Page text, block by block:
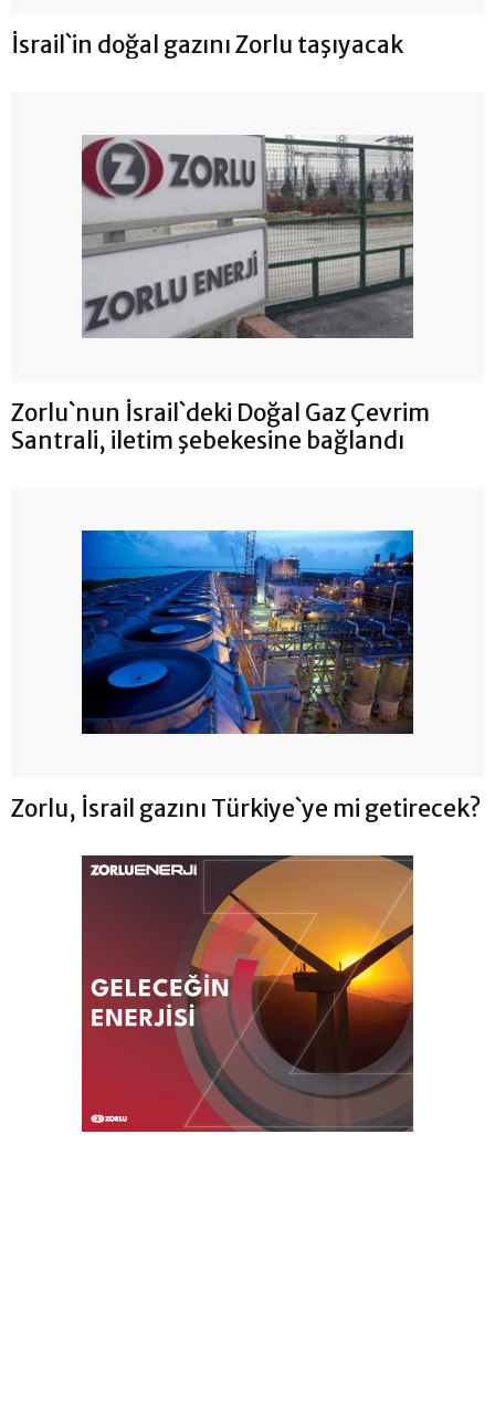
İsrail`in doğal gazını Zorlu taşıyacak
Zorlu`nun İsrail`deki Doğal Gaz Çevrim
Santrali, iletim şebekesine bağlandı
Zorlu, İsrail gazını Türkiye`ye mi getirecek?